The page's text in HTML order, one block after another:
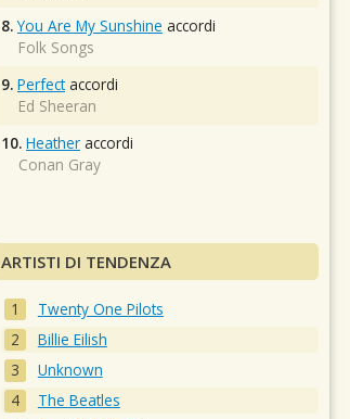
8. You Are My Sunshine accordi
Folk Songs
9. Perfectaccordi
Ed Sheeran
10. Heather accordi
Conan Gray
ARTISTI DI TENDENZA
Twenty One Pilots
Billie Eilish
Unknown
The Beatles